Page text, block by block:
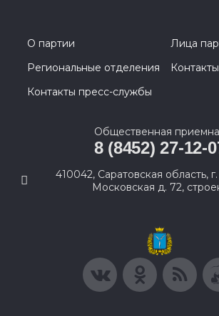
О партии
Лица
Региональные отделения
Контакты пресс-службы
Общественная
8 (8452) 27-12-
410042, Саратовская область,
Московская д. 72,